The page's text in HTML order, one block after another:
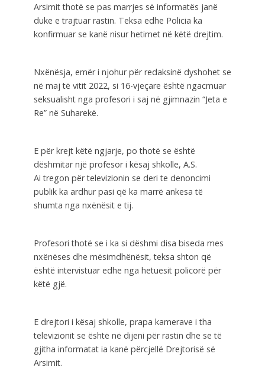
Arsimit thotë se pas marrjes së informatës janë
duke e trajtuar rastin. Teksa edhe Policia ka
konfirmuar se kanë nisur hetimet në këtë drejtim.
Nxënësja, emër i njohur për redaksinë dyshohet se
në maj të vitit 2022, si 16-vjeçare është ngacmuar
seksualisht nga profesori i saj në gjimnazin “Jeta e
Re” në Suharekë.
E për krejt këtë ngjarje, po thotë se është
dëshmitar një profesor i kësaj shkolle, A.S.
Ai tregon për televizionin se deri te denoncimi
publik ka ardhur pasi që ka marrë ankesa të
shumta nga nxënësit e tij.
Profesori thotë se i ka si dëshmi disa biseda mes
nxënëses dhe mësimdhënësit, teksa shton që
është intervistuar edhe nga hetuesit policorë për
këtë gjë.
E drejtori i kësaj shkolle, prapa kamerave i tha
televizionit se është në dijeni për rastin dhe se të
gjitha informatat ia kanë përcjellë Drejtorisë së
Arsimit.